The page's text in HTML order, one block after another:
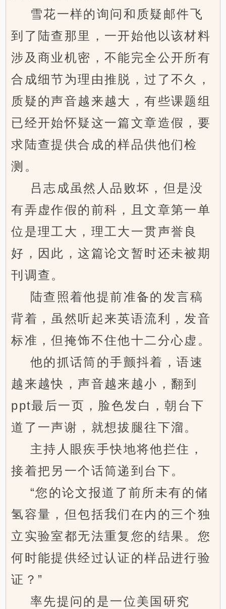
雪花一样的询问和质疑邮件飞
到了陆查那里，一开始他以该材料
涉及商业机密，不能完全公开所有
合成细节为理由推脱，过了不久，
质疑的声音越来越大，有些课题组
已经开始怀疑这一篇文章造假，要
求陆查提供合成的样品供他们检
测。
吕志成虽然人品败坏，但是没
有弄虚作假的前科，且文章第一单
位是理工大，理工大一贯声誉良
好，因此，这篇论文暂时还未被期
刊调查。
陆查照着他提前准备的发言稿
背着，虽然听起来英语流利，发音
标准，但掩饰不住他十二分心虚。
他的抓话筒的手颤抖着，语速
越来越快，声音越来越小，翻到
ppt最后一页，脸色发白，朝台下
道了一声谢，就想拔腿往下溜。
主持人眼疾手快地将他拦住，
接着把另一个话筒递到台下。
“您的论文报道了前所未有的储
氢容量，但包括我们在内的三个独
立实验室都无法重复您的结果。您
何时能提供经过认证的样品进行验
证？”
率先提问的是一位美国研究